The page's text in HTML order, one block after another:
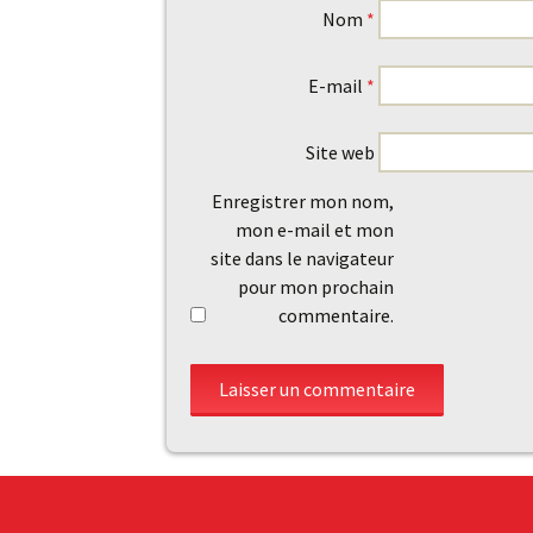
Nom *
E-mail *
Site web
Enregistrer mon nom,
mon e-mail et mon
site dans le navigateur
pour mon prochain
commentaire.